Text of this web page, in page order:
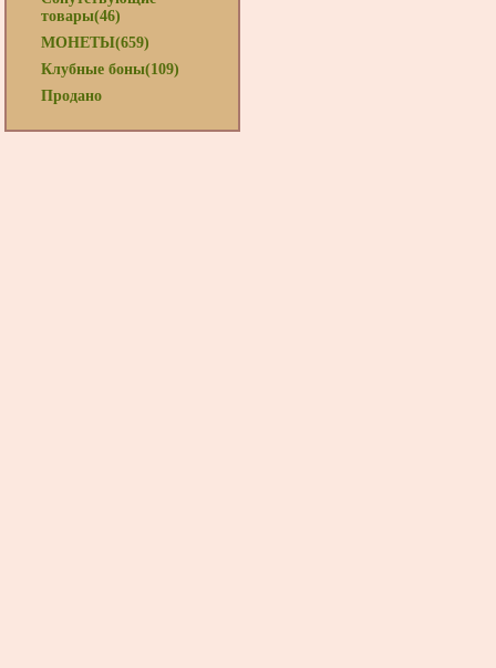
товары(46)
МОНЕТЫ(659)
Клубные боны(109)
Продано